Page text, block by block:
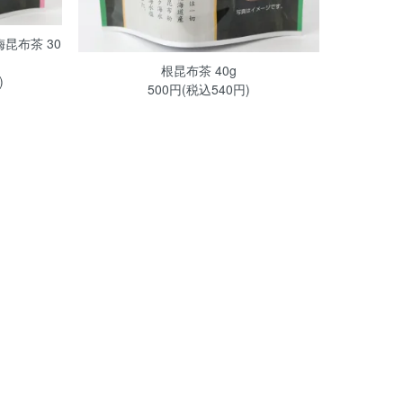
昆布茶 30
根昆布茶 40g
500円(税込540円)